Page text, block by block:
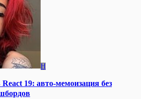
H
19: авто-мемоизация без